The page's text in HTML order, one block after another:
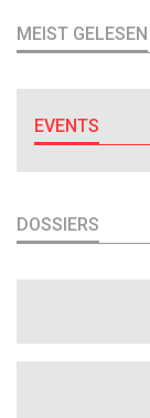
MEIST GELESEN
EVENTS
DOSSIERS